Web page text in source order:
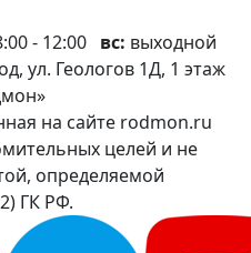
- 12:00 вс: выходной
ул. Геологов 1Д, 1 этаж
на сайте rodmon.ru
целей и не
определяемой
ГК РФ.